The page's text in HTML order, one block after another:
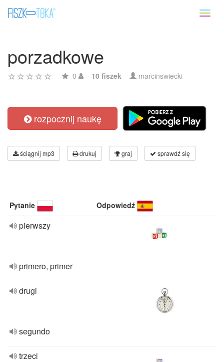
porzadkowe
0 10 fiszek marcinswiecki
rozpocznij naukę
ściągnij mp3 drukuj graj sprawdź się
Pytanie Odpowiedź
pierwszy
primero, primer
drugi
segundo
trzeci